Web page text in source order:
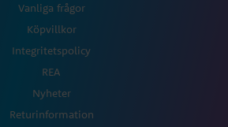
Vanliga frågor
Köpvillkor
Integritetspolicy
REA
Nyheter
Returinformation